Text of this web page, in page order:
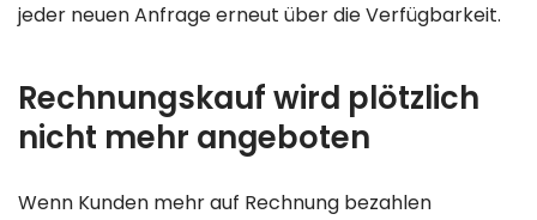
jeder neuen Anfrage erneut über die Verfügbarkeit.
Rechnungskauf wird plötzlich
nicht mehr angeboten
Wenn Kunden mehr auf Rechnung bezahlen